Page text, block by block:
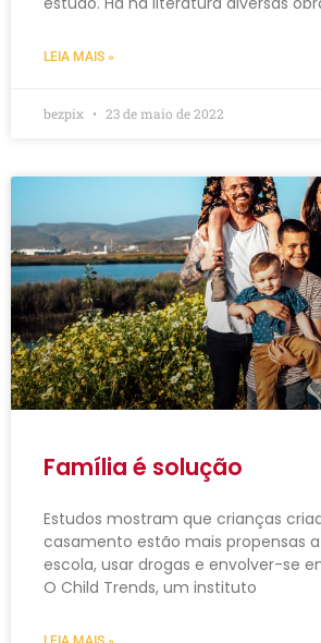
LEIA MAIS »
bezpix 23 de maio de 2022
Família é solução
Estudos mostram que crianças
casamento estão mais propensas
escola, usar drogas e envolver-se
O Child Trends, um instituto